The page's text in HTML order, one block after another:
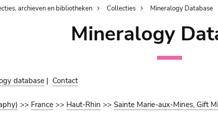
archieven en bibliotheken Collecties Mineralogy Database
Mineralogy
database | Contact
>> France >> Haut-Rhin >> Sainte Marie-aux-Mines, Gift